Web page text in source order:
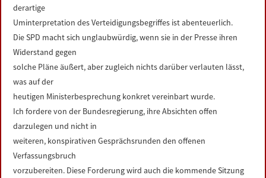
derartige
Uminterpretation des Verteidigungsbegriffes ist abenteuerlich.
Die SPD macht sich unglaubwürdig, wenn sie in der Presse ihren
Widerstand gegen
solche Pläne äußert, aber zugleich nichts darüber verlauten lässt,
was auf der
heutigen Ministerbesprechung konkret vereinbart wurde.
Ich fordere von der Bundesregierung, ihre Absichten offen
darzulegen und nicht in
weiteren, konspirativen Gesprächsrunden den offenen
Verfassungsbruch
vorzubereiten. Diese Forderung wird auch die kommende Sitzung